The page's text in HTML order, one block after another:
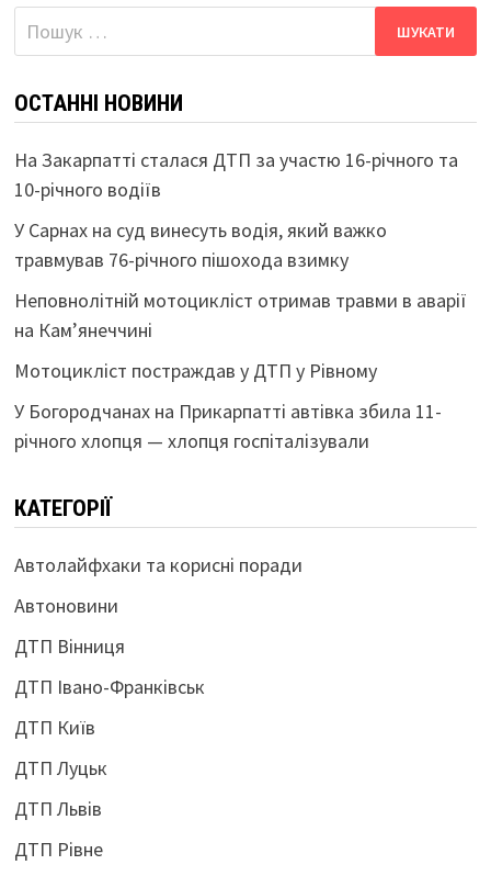
Пошук:
ОСТАННІ НОВИНИ
На Закарпатті сталася ДТП за участю 16-річного та
10-річного водіїв
У Сарнах на суд винесуть водія, який важко
травмував 76-річного пішохода взимку
Неповнолітній мотоцикліст отримав травми в аварії
на Кам’янеччині
Мотоцикліст постраждав у ДТП у Рівному
У Богородчанах на Прикарпатті автівка збила 11-
річного хлопця — хлопця госпіталізували
КАТЕГОРІЇ
Автолайфхаки та корисні поради
Автоновини
ДТП Вінниця
ДТП Івано-Франківськ
ДТП Київ
ДТП Луцьк
ДТП Львів
ДТП Рівне